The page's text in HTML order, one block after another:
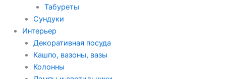
Табуреты
Сундуки
Интерьер
Декоративная посуда
Кашпо, вазоны, вазы
Колонны